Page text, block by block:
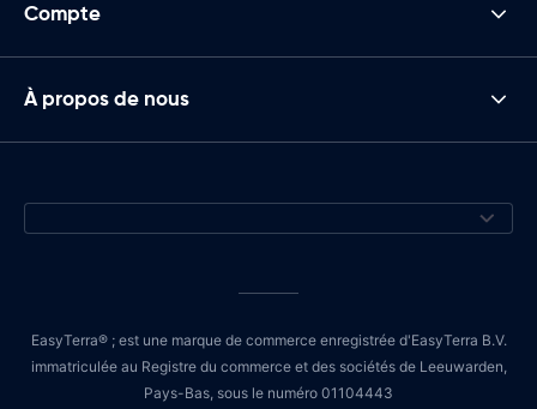
Compte
À propos de nous
EasyTerra® ; est une marque de commerce enregistrée d'EasyTerra B.V.
immatriculée au Registre du commerce et des sociétés de Leeuwarden,
Pays-Bas, sous le numéro 01104443